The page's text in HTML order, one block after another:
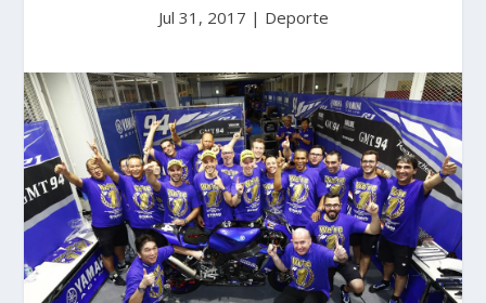
Jul 31, 2017 | Deporte